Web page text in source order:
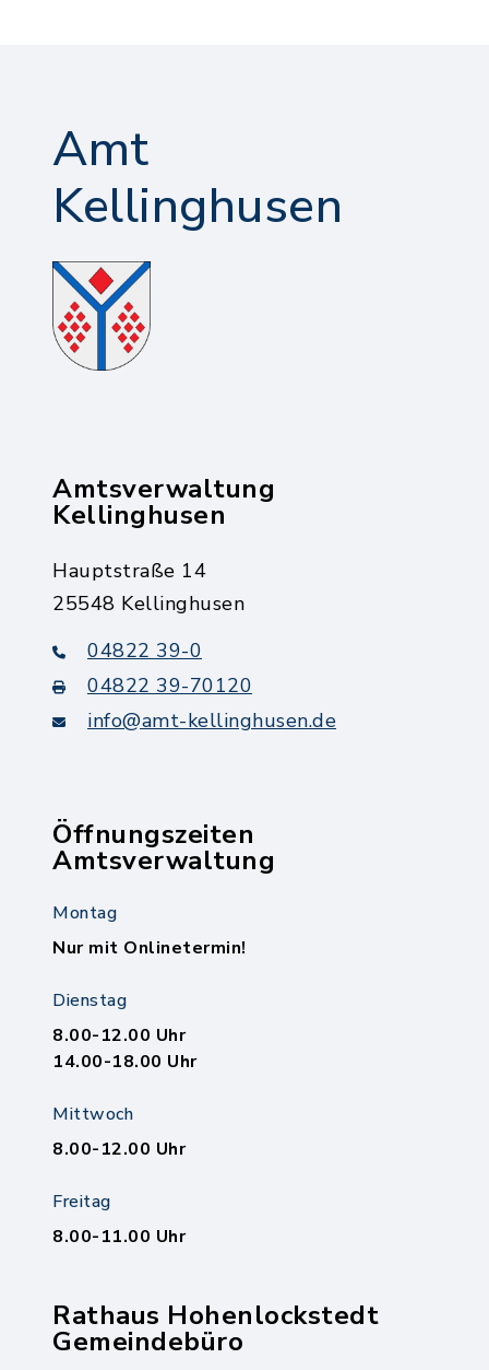
Amt
Kellinghusen
Amtsverwaltung
Kellinghusen
Hauptstraße 14
25548 Kellinghusen
04822 39-0
04822 39-70120
info@amt-kellinghusen.de
Öffnungszeiten
Amtsverwaltung
Montag
Nur mit Onlinetermin!
Dienstag
8.00-12.00 Uhr
14.00-18.00 Uhr
Mittwoch
8.00-12.00 Uhr
Freitag
8.00-11.00 Uhr
Rathaus Hohenlockstedt
Gemeindebüro